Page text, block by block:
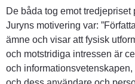
De båda tog emot
Juryns motivering var:
ämne och visar att fysisk
och motstridiga intressen är
och